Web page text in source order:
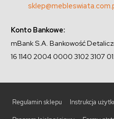
Konto Bankowe:
mBank S.A. Bankowość
16 1140 2004 0000 3102 3107
Regulamin sklepu Instrukcja